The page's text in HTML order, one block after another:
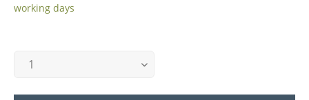
working days